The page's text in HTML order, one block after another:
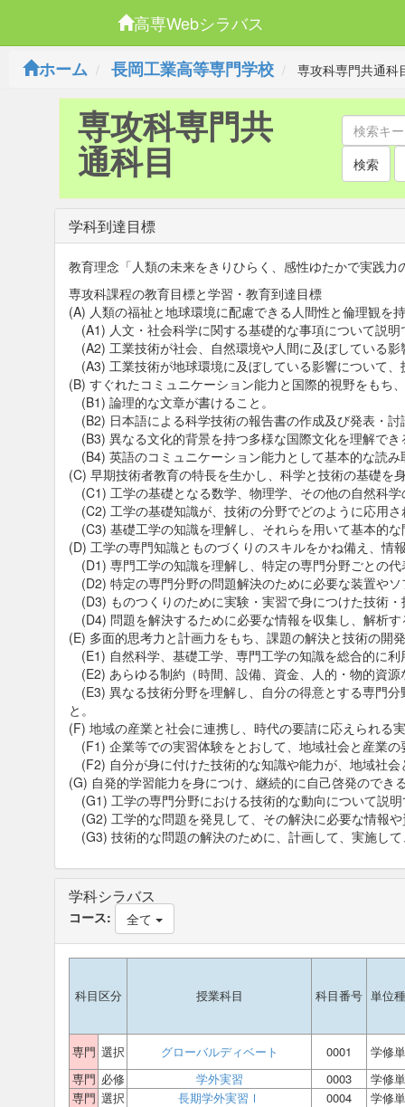
高専Webシラバス
ホーム
長岡工業高等専門学校 専攻科専門共通科
専攻科専門共
通科目 検索
学科到達目標
教育理念「人類の未来をきりひらく、感性ゆたかで実践力
専攻科課程の教育目標と学習・教育到達目標
(A) 人類の福祉と地球環境に配慮できる人間性と倫理観を
(A1) 人文・社会科学に関する基礎的な事項について説明
(A2) 工業技術が社会、自然環境や人間に及ぼしている
(A3) 工業技術が地球環境に及ぼしている影響について
(B) すぐれたコミュニケーション能力と国際的視野をもち
(B1) 論理的な文章が書けること。
(B2) 日本語による科学技術の報告書の作成及び発表・討
(B3) 異なる文化的背景を持つ多様な国際文化を理解でき
(B4) 英語のコミュニケーション能力として基本的な読
(C) 早期技術者教育の特長を生かし、科学と技術の基礎を
(C1) 工学の基礎となる数学、物理学、その他の自然科
(C2) 工学の基礎知識が、技術の分野でどのように応用
(C3) 基礎工学の知識を理解し、それらを用いて基本的
(D) 工学の専門知識とものづくりのスキルをかね備え、情
(D1) 専門工学の知識を理解し、特定の専門分野ごとの
(D2) 特定の専門分野の問題解決のために必要な装置や
(D3) ものつくりのために実験・実習で身につけた技術
(D4) 問題を解決するために必要な情報を収集し、解析
(E) 多面的思考力と計画力をもち、課題の解決と技術の開
(E1) 自然科学、基礎工学、専門工学の知識を総合的に
(E2) あらゆる制約（時間、設備、資金、人的・物的資
(E3) 異なる技術分野を理解し、自分の得意とする専門
と。
(F) 地域の産業と社会に連携し、時代の要請に応えられる
(F1) 企業等での実習体験をとおして、地域社会と産業
(F2) 自分が身に付けた技術的な知識や能力が、地域社
(G) 自発的学習能力を身につけ、継続的に自己啓発のでき
(G1) 工学の専門分野における技術的な動向について説
(G2) 工学的な問題を発見して、その解決に必要な情報
(G3) 技術的な問題の解決のために、計画して、実施し
学科シラバス
コース: 全て
科目区分 授業科目 科目番号 単位
専門 選択 グローバルディベート 0001
学修
専門 必修 学外実習 0003
学修
専門 選択 長期学外実習Ⅰ 0004
学修